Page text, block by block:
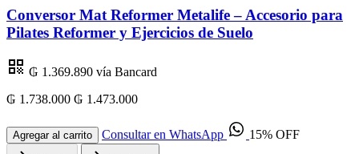
Conversor Mat Reformer Metalife – Accesorio para
Pilates Reformer y Ejercicios de Suelo
₲ 1.369.890 vía Bancard
₲ 1.738.000 ₲ 1.473.000
Agregar al carrito Consultar en WhatsApp 15% OFF